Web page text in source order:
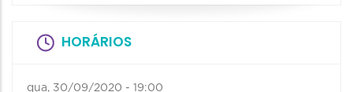
HORÁRIOS
qua, 30/09/2020 - 19:00